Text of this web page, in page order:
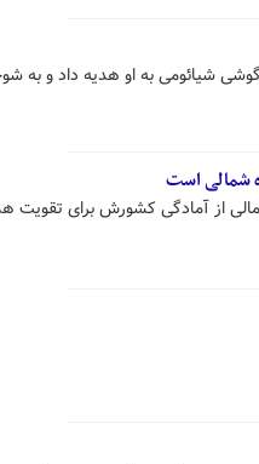
شیائومی به او هدیه داد و به
شمالی است
از آمادگی کشورش برای تقویت